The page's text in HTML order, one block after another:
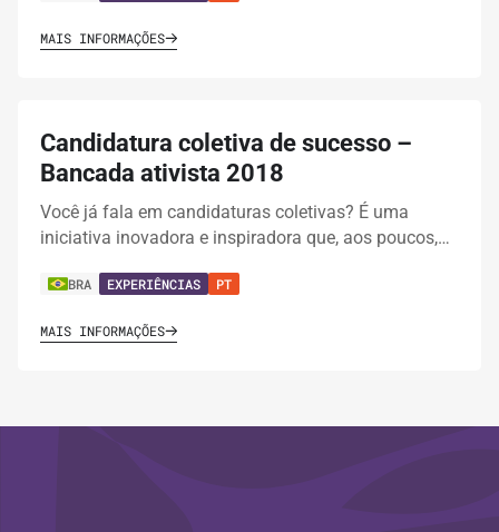
MAIS INFORMAÇÕES
Candidatura coletiva de sucesso –
Bancada ativista 2018
Você já fala em candidaturas coletivas? É uma
iniciativa inovadora e inspiradora que, aos poucos,…
BRA EXPERIÊNCIAS PT
MAIS INFORMAÇÕES